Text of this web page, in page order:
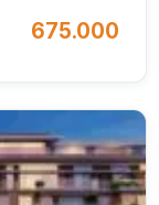
675.000